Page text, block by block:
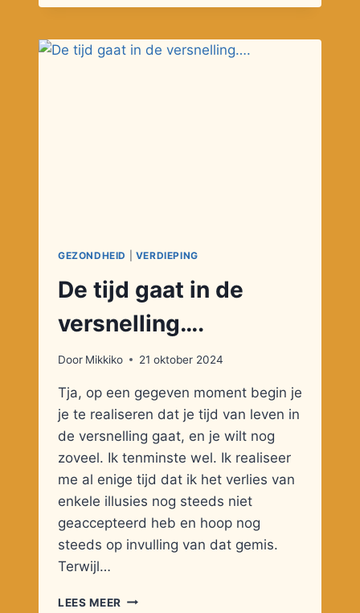
HILDE
EN
FRANS
GEZONDHEID VERDIEPING
De tijd gaat in de
versnelling….
Door Mikkiko 21 oktober 2024
Tja, op een gegeven moment begin je
je te realiseren dat je tijd van leven in
de versnelling gaat, en je wilt nog
zoveel. Ik tenminste wel. Ik realiseer
me al enige tijd dat ik het verlies van
enkele illusies nog steeds niet
geaccepteerd heb en hoop nog
steeds op invulling van dat gemis.
Terwijl…
LEES MEER DE